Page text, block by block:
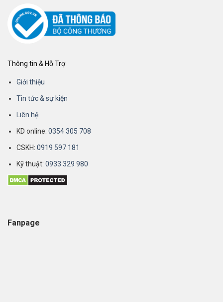
Thông tin & Hỗ Trợ
Giới thiệu
Tin tức & sự kiện
Liên hệ
KD online:0354 305 708
CSKH: 0919 597 181
Kỹ thuật:0933 329 980
Fanpage